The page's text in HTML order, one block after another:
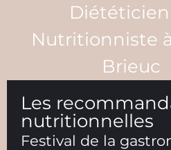
Les
nutritionnelles
Festival de la